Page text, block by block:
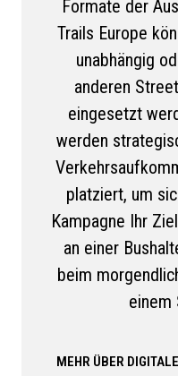
Formate der
Trails Europe
unabhängig
anderen
eingesetzt
werden
platziert, um
Kampagne Ihr
an einer
beim
einem
MEHR ÜBER